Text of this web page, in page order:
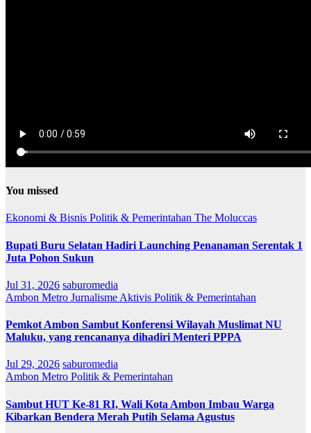
You missed
Ekonomi & Bisnis Politik & Pemerintahan The Moluccas
Bupati Buru Selatan Hadiri Launching Penanaman Serentak 1
Juta Pohon Sukun
Jul 31, 2026 saburomedia
Ambon Metro Jurnalisme Aktivis Politik & Pemerintahan
Pemkot Ambon Sambut Konferensi Wilayah Muslimat NU
Maluku, yang rencananya dihadiri Menteri PPPA
Jul 29, 2026 saburomedia
Ambon Metro Politik & Pemerintahan
Sambut HUT Ke-81 RI, Wali Kota Ambon Imbau Warga
Kibarkan Bendera Merah Putih Selama Agustus